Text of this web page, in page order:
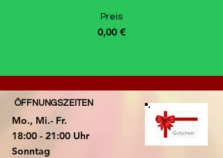
Preis
0,00 €
ÖFFNUNGSZEITEN
Mo., Mi.- Fr.
18:00 - 21:00 Uhr
​Sonntag